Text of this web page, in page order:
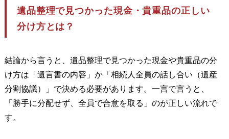
遺品整理で見つかった現金・貴重品の正しい
分け方とは？
結論から言うと、遺品整理で見つかった現金や貴重品の分
け方は「遺言書の内容」か「相続人全員の話し合い（遺産
分割協議）」で決める必要があります。一言で言うと、
「勝手に分配せず、全員で合意を取る」のが正しい流れで
す。